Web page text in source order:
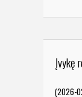
Įvykę
(2026-